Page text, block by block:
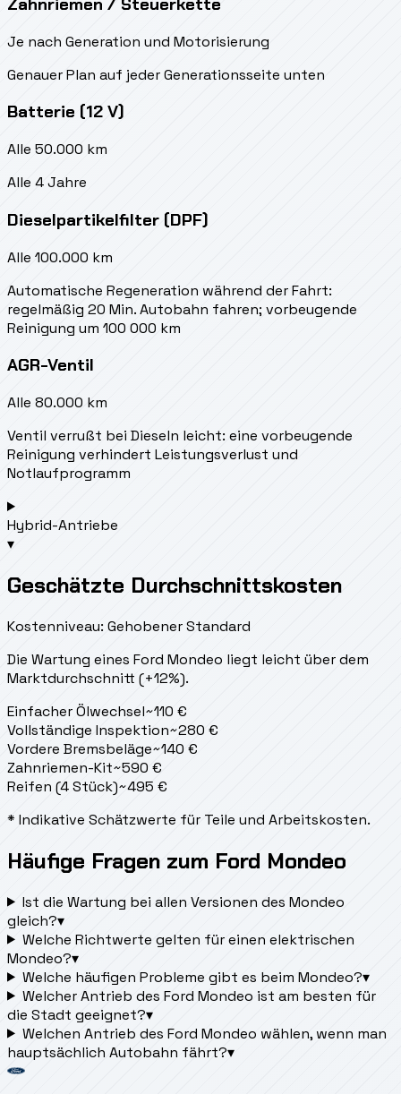
Je nach Generation und Motorisierung
Genauer Plan auf jeder Generationsseite unten
Batterie (12 V)
Alle 50.000 km
Alle 4 Jahre
Dieselpartikelfilter (DPF)
Alle 100.000 km
Automatische Regeneration während der Fahrt:
regelmäßig 20 Min. Autobahn fahren; vorbeugende
Reinigung um 100 000 km
AGR-Ventil
Alle 80.000 km
Ventil verrußt bei Dieseln leicht: eine vorbeugende
Reinigung verhindert Leistungsverlust und
Notlaufprogramm
Hybrid-Antriebe
▾
Geschätzte Durchschnittskosten
Kostenniveau: Gehobener Standard
Die Wartung eines Ford Mondeo liegt leicht über dem
Marktdurchschnitt (+12%).
Einfacher Ölwechsel~110 €
Vollständige Inspektion~280 €
Vordere Bremsbeläge~140 €
Zahnriemen-Kit~590 €
Reifen (4 Stück)~495 €
* Indikative Schätzwerte für Teile und Arbeitskosten.
Häufige Fragen zum Ford Mondeo
Ist die Wartung bei allen Versionen des Mondeo
gleich?▾
Welche Richtwerte gelten für einen elektrischen
Mondeo?▾
Welche häufigen Probleme gibt es beim Mondeo?▾
Welcher Antrieb des Ford Mondeo ist am besten für
die Stadt geeignet?▾
Welchen Antrieb des Ford Mondeo wählen, wenn man
hauptsächlich Autobahn fährt?▾